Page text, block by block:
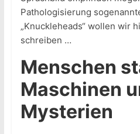
Pathologisierung
„Knuckleheads“ wollen wir
schreiben …
Menschen
Maschinen
Mysterien